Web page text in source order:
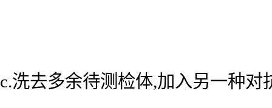
c.洗去多余待测检体,加入另一种